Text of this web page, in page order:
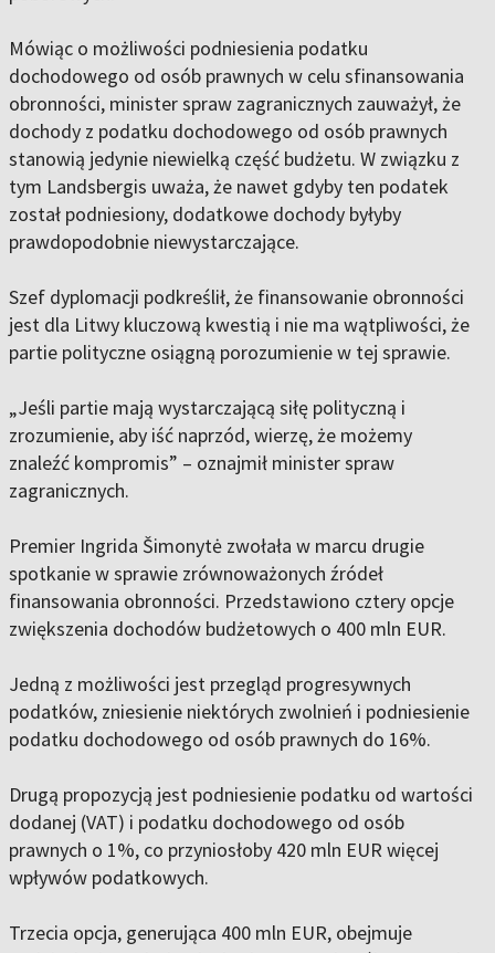
Mówiąc o możliwości podniesienia podatku
dochodowego od osób prawnych w celu sfinansowania
obronności, minister spraw zagranicznych zauważył, że
dochody z podatku dochodowego od osób prawnych
stanowią jedynie niewielką część budżetu. W związku z
tym Landsbergis uważa, że nawet gdyby ten podatek
został podniesiony, dodatkowe dochody byłyby
prawdopodobnie niewystarczające.
Szef dyplomacji podkreślił, że finansowanie obronności
jest dla Litwy kluczową kwestią i nie ma wątpliwości, że
partie polityczne osiągną porozumienie w tej sprawie.
„Jeśli partie mają wystarczającą siłę polityczną i
zrozumienie, aby iść naprzód, wierzę, że możemy
znaleźć kompromis” – oznajmił minister spraw
zagranicznych.
Premier Ingrida Šimonytė zwołała w marcu drugie
spotkanie w sprawie zrównoważonych źródeł
finansowania obronności. Przedstawiono cztery opcje
zwiększenia dochodów budżetowych o 400 mln EUR.
Jedną z możliwości jest przegląd progresywnych
podatków, zniesienie niektórych zwolnień i podniesienie
podatku dochodowego od osób prawnych do 16%.
Drugą propozycją jest podniesienie podatku od wartości
dodanej (VAT) i podatku dochodowego od osób
prawnych o 1%, co przyniosłoby 420 mln EUR więcej
wpływów podatkowych.
Trzecia opcja, generująca 400 mln EUR, obejmuje